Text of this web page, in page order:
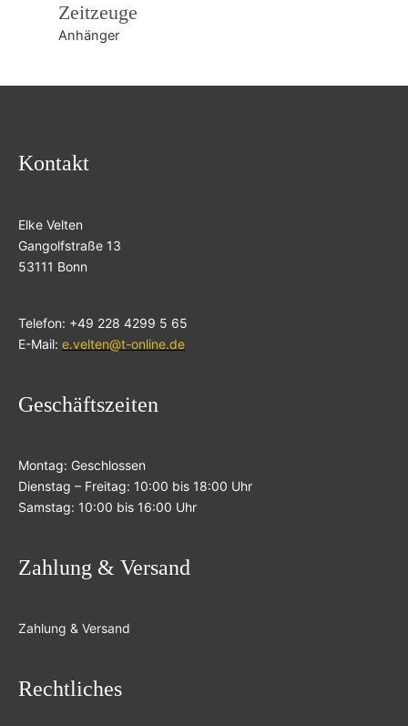
Zeitzeuge
Anhänger
Kontakt
Elke Velten
Gangolfstraße 13
53111 Bonn
Telefon: +49 228 4299 5 65
E-Mail: e.velten@t-online.de
Geschäftszeiten
Montag: Geschlossen
Dienstag – Freitag: 10:00 bis 18:00 Uhr
Samstag: 10:00 bis 16:00 Uhr
Zahlung & Versand
Zahlung & Versand
Rechtliches